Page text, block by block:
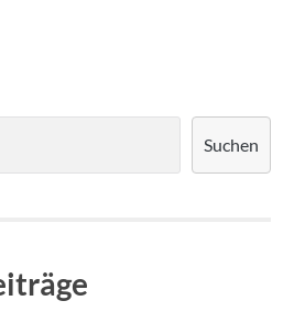
Suchen